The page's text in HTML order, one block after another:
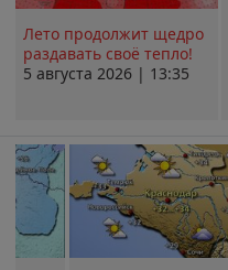
Лето продолжит щедро
раздавать своё тепло!
5 августа 2026 | 13:35